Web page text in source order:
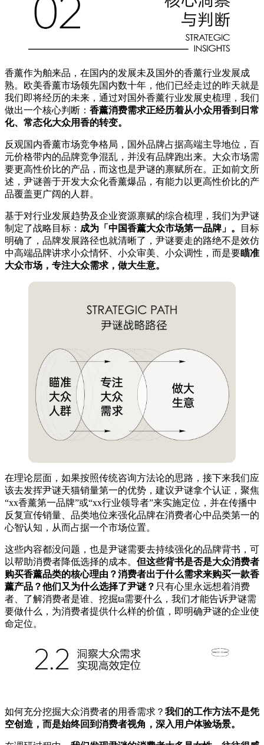
香薰作为舶来品，在国内的发展未及国外的香薰行业发展成
熟。欧美香薰市场领先国内数十年，他们已经走过的昨天就是
我们即将经历的未来，通过对国外香薰行业发展史梳理，我们
做出一个核心判断： 香薰消费需求正经历着从小众用香到日常
化、常态化大众用香的转变。
反观国内香薰市场竞争格局，国外品牌占据高端主导地位，百
元价格带内的品牌竞争混乱，并没有品牌跑出来。大众市场需
要更高性价比的产品，而这也是尹谜的禀赋所在。正如前文所
述，尹谜善于开发大众化香薰爆品，有能力以更高性价比的产
品覆盖更广阔的人群。
基于对行业发展趋势及企业资源禀赋的综合梳理，我们为尹谜
制定了战略目标： 成为「中国香薰大众市场第一品牌」。
目标
明确了，品牌发展路径也就清晰了，尹谜要走的路绝不是效仿
中高端品牌讲求小众情怀、小众审美、小众调性，而是要瞄准
大众市场，专注大众需求，做大生意。
在理论层面，如果按照传统咨询方法论的思路，接下来我们应
该去发挥尹谜天猫销量第一的优势，建议尹谜拿个认证，聚焦
“xx香薰第一品牌”或“xx行业领导者”来实施定位，并在传播中
反复宣传销量、品类地位来强化品牌在消费者心中品类第一的
心智认知，从而占据一个市场位置。
这些内容都没问题，也是尹谜需要去持续强化的品牌背书，可
以帮助消费者降低选择的成本。 但这些背书是否是大众消费者
购买香薰品类的核心理由？消费者出于什么需求来购买一款香
薰产品？他们又为什么选择了尹谜？ 只有心里永远想着消费
者、了解消费者是谁、挖掘ta需要什么，我们才能告诉尹谜需
要做什么，为消费者提供什么样的价值，即明确尹谜的企业使
命定位。
如何充分挖掘大众消费者的用香需求？ 我们的工作方法不是凭
空创造，而是始终回到消费者视角，深入用户体验场景。